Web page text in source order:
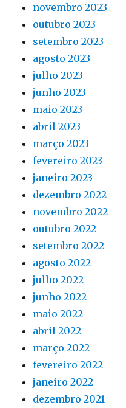
novembro 2023
outubro 2023
setembro 2023
agosto 2023
julho 2023
junho 2023
maio 2023
abril 2023
março 2023
fevereiro 2023
janeiro 2023
dezembro 2022
novembro 2022
outubro 2022
setembro 2022
agosto 2022
julho 2022
junho 2022
maio 2022
abril 2022
março 2022
fevereiro 2022
janeiro 2022
dezembro 2021